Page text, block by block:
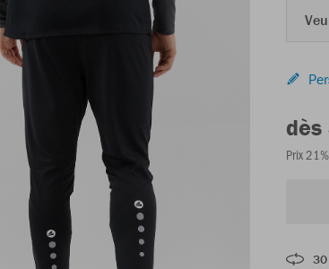
Prix